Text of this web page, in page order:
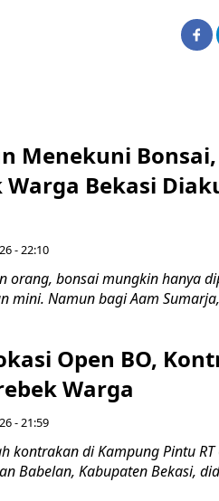
Menekuni
Bekasi
- 22:10
orang, bonsai mungkin hanya
mini. Namun bagi Aam
Open BO,
Warga
- 21:59
kontrakan di Kampung Pintu RT
Babelan, Kabupaten Bekasi,